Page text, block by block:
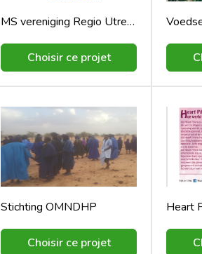
MS vereniging Regio Utrecht
Choisir ce projet
Stichting OMNDHP
Choisir ce projet